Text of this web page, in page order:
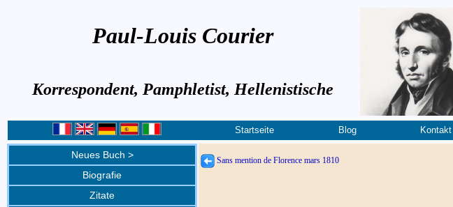
Paul-Louis Courier
Korrespondent, Pamphletist, Hellenistische
Startseite Blog Kontakt
Neues Buch >
Biografie
Zitate
Sans mention de Florence mars 1810